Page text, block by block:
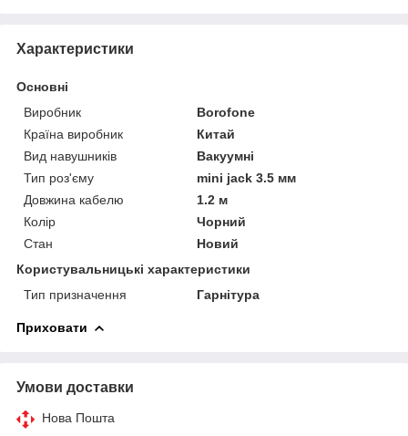
Характеристики
Основні
Виробник
Borofone
Країна виробник
Китай
Вид навушників
Вакуумні
Тип роз'єму
mini jack 3.5 мм
Довжина кабелю
1.2 м
Колір
Чорний
Стан
Новий
Користувальницькі характеристики
Тип призначення
Гарнітура
Приховати
Умови доставки
Нова Пошта